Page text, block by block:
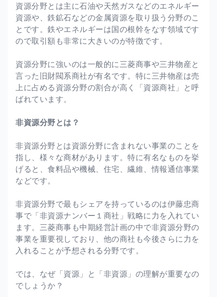
資源分野とは主に石油や天然ガスなどのエネルギー
資源や、鉄鉱石などの金属資源を取り扱う分野のこ
とです。鉄やエネルギーは国の根幹をなす領域です
ので取引額も非常に大きいのが特徴です。
資源分野に強いのは一般的に三菱商事や三井物産と
言った旧財閥系商社が有名です。特に三井物産は売
上に占める資源分野の割合が高く「資源商社」と呼
ばれています。
非資源分野とは？
非資源分野とは資源分野に含まれない事業のことを
指し、様々な商材があります。特に有名なものを挙
げると、食料品や機械、住宅、繊維、情報通信事業
などです。
非資源分野で最もシェアを持っているのは伊藤忠商
事で「非資源ナンバー１商社」戦略に力を入れてい
ます。三菱商事も中期経営計画の中で非資源分野の
事業を重要視しており、他の商社も今後さらに力を
入れることが予想される分野です。
では、なぜ「資源」と「非資源」の理解が重要なの
でしょうか？